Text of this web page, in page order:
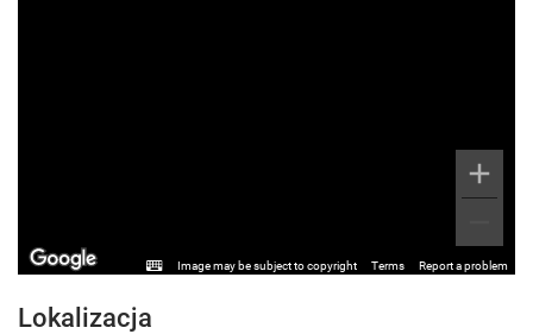
Image may be subject to copyright Terms Report a problem
Lokalizacja